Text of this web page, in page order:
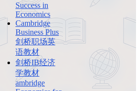
Success in
Economics
Cambridge
Business Plus
剑桥职场英
语教材
剑桥IB经济
学教材
ambridge